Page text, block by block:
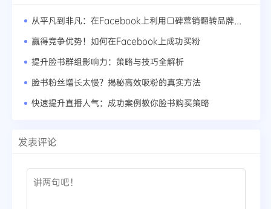
赢得竞争优势！如何在Facebook上成功买粉
提升脸书群组影响力：策略与技巧全解析
脸书粉丝增长太慢？揭秘高效吸粉的真实方法
快速提升直播人气：成功案例教你脸书购买策略
发表评论